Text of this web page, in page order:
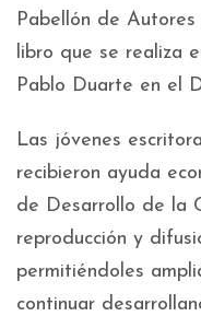
Pabellón de
libro que se realiza
Pablo Duarte en el
Las jóvenes
recibieron ayuda
de Desarrollo de la
reproducción y
permitiéndoles
continuar